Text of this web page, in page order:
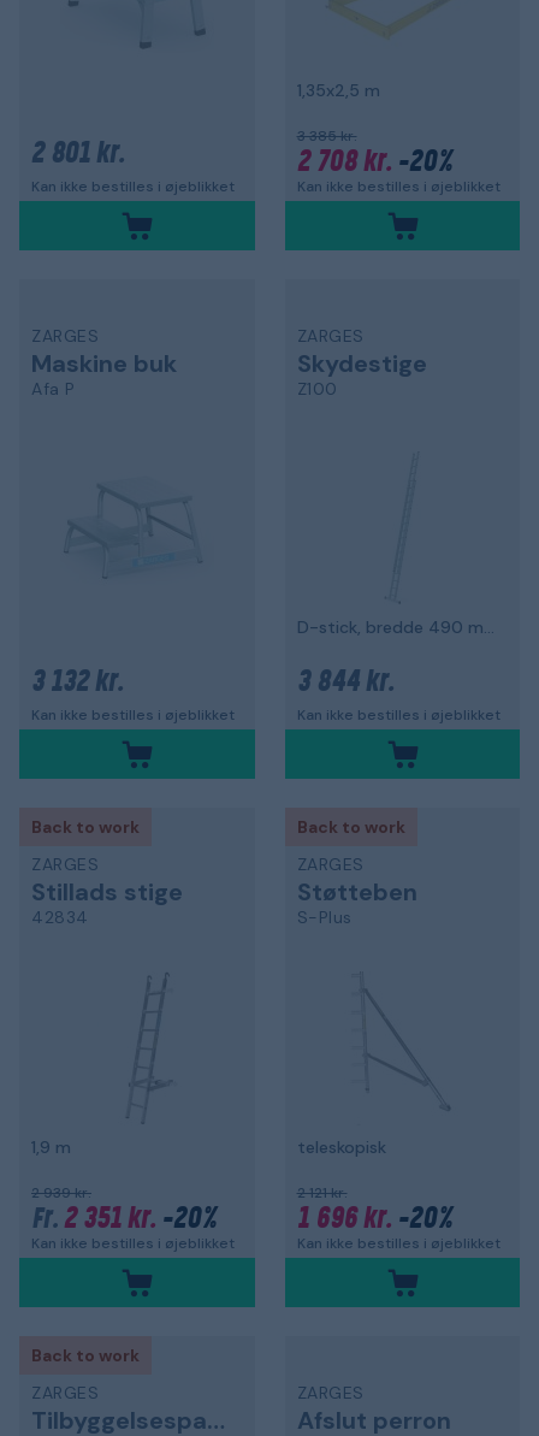
2 801 kr.
Kan ikke bestilles i øjeblikket
1,35x2,5 m
3 385 kr.
2 708 kr. -20%
Kan ikke bestilles i øjeblikket
ZARGES
Maskine buk
Afa P
3 132 kr.
Kan ikke bestilles i øjeblikket
ZARGES
Skydestige
Z100
D-stick, bredde 490 mm
3 844 kr.
Kan ikke bestilles i øjeblikket
Back to work
ZARGES
Stillads stige
42834
1,9 m
2 939 kr.
Fr. 2 351 kr. -20%
Kan ikke bestilles i øjeblikket
Back to work
ZARGES
Støtteben
S-Plus
teleskopisk
2 121 kr.
1 696 kr. -20%
Kan ikke bestilles i øjeblikket
Back to work
ZARGES
Tilbyggelsespakke
ZARGES
Afslut perron